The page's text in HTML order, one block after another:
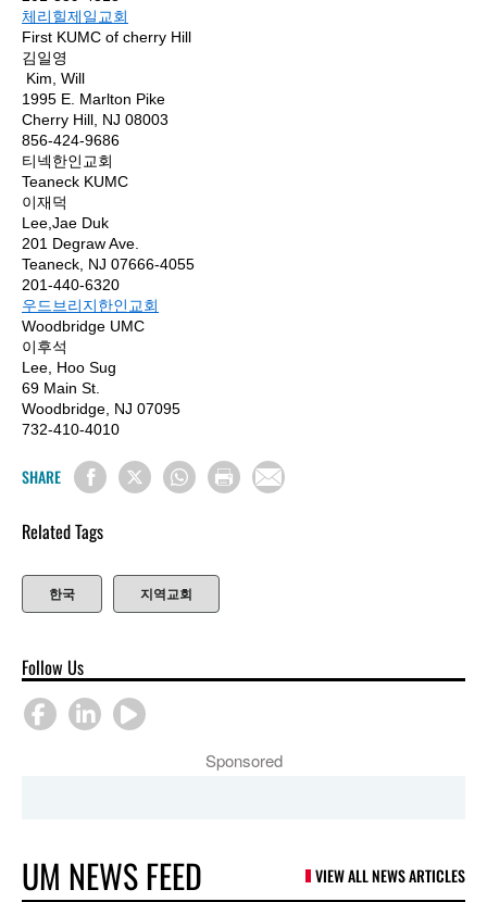
체리힐제일교회
First KUMC of cherry Hill
김일영
Kim, Will
1995 E. Marlton Pike
Cherry Hill, NJ 08003
856-424-9686
티넥한인교회
Teaneck KUMC
이재덕
Lee,Jae Duk
201 Degraw Ave.
Teaneck, NJ 07666-4055
201-440-6320
우드브리지한인교회
Woodbridge UMC
이후석
Lee, Hoo Sug
69 Main St.
Woodbridge, NJ 07095
732-410-4010
SHARE
Related Tags
한국 지역교회
Follow Us
Sponsored
UM NEWS FEED VIEW ALL NEWS ARTICLES